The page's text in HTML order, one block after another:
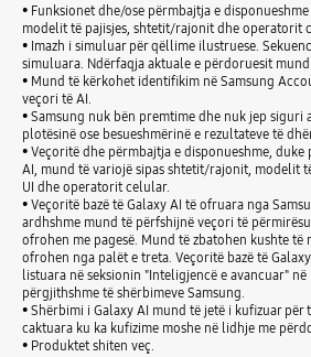
• Funksionet dhe/ose përmbajtja e
modelit të pajisjes, shtetit/rajonit dhe operatorit
• Imazh i simuluar për qëllime ilustruese.
simuluara. Ndërfaqja aktuale e përdoruesit mund
• Mund të kërkohet identifikim në Samsung
veçori të AI.
• Samsung nuk bën premtime dhe nuk jep siguri
plotësinë ose besueshmërinë e rezultateve të
• Veçoritë dhe përmbajtja e disponueshme,
AI, mund të variojë sipas shtetit/rajonit, modelit
UI dhe operatorit celular.
• Veçoritë bazë të Galaxy AI të ofruara nga
ardhshme mund të përfshijnë veçori të
ofrohen me pagesë. Mund të zbatohen kushte të
ofrohen nga palët e treta. Veçoritë bazë të
listuara në seksionin "Inteligjencë e avancuar"
përgjithshme të shërbimeve Samsung.
• Shërbimi i Galaxy AI mund të jetë i kufizuar
caktuara ku ka kufizime moshe në lidhje me
• Produktet shiten veç.